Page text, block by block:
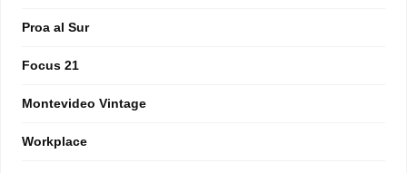
Proa al Sur
Focus 21
Montevideo Vintage
Workplace